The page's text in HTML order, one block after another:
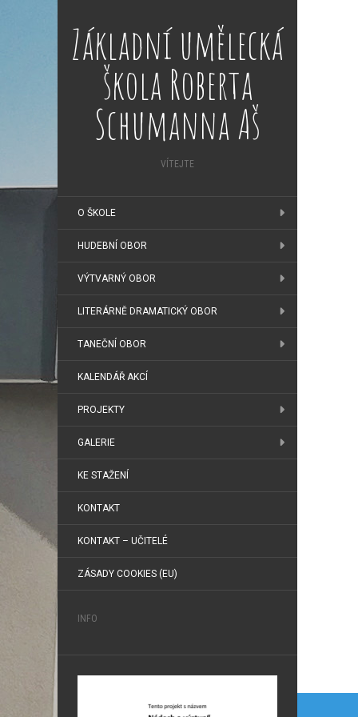
Základní umělecká
škola Roberta
Schumanna Aš
VÍTEJTE
O ŠKOLE
HUDEBNÍ OBOR
VÝTVARNÝ OBOR
LITERÁRNĚ DRAMATICKÝ OBOR
TANEČNÍ OBOR
KALENDÁŘ AKCÍ
PROJEKTY
GALERIE
KE STAŽENÍ
KONTAKT
KONTAKT – UČITELÉ
ZÁSADY COOKIES (EU)
INFO